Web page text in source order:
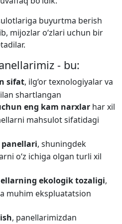
buyurtma berish
mijozlar o‘zlari uchun bir
- bu:
sifat, ilg‘or texnologiyalar va
shartlangan
eng kam narxlar har xil
mahsulot sifatidagi
, shuningdek
o‘z ichiga olgan turli xil
ekologik tozaligi,
muhim ekspluatatsion
, panellarimizdan